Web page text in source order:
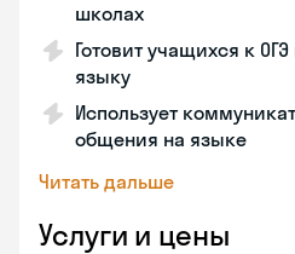
школах
Готовит учащихся к
языку
Использует
общения на языке
Читать дальше
Услуги и цены